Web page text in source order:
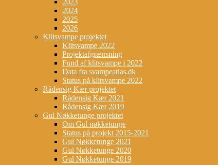
2023
2024
2025
2026
Klitsvampe projektet
Klitsvampe 2022
Projektafgrænsning
Fund af klitsvampe i 2022
Data fra svampeatlas.dk
Status på klitsvampe 2022
Rådensig Kær projektet
Rådensig Kær 2021
Rådensig Kær 2019
Gul Nøkketunge projektet
Om Gul nøkketunge
Status på projekt 2015-2021
Gul Nøkketunge 2021
Gul Nøkketunge 2020
Gul Nøkketunge 2019